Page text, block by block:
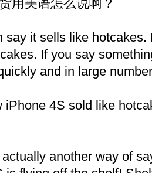
用美语怎么说啊？
say it sells like hotcakes.
If you say
and in large
iPhone 4S sold like
another way of